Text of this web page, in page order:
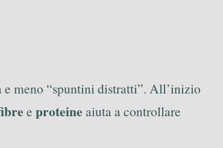
e meno “spuntini distratti”. All’inizio
e proteine aiuta a controllare